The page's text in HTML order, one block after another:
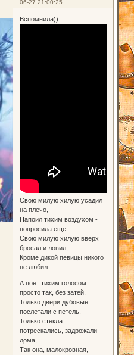
06-27 21:00:25
Вспомнила))
Свою милую хилую усадил
на плечо,
Напоил тихим воздухом -
попросила еще.
Свою милую хилую вверх
бросал и ловил,
Кроме дикой певицы никого
не любил.
А поет тихим голосом
просто так, без затей,
Только двери дубовые
послетали с петель.
Только стекла
потрескались, задрожали
дома,
Так она, малокровная,